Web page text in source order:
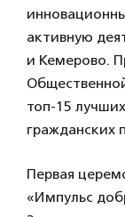
активную
и Кемерово.
топ-15
гражданских
Первая
«Импульс